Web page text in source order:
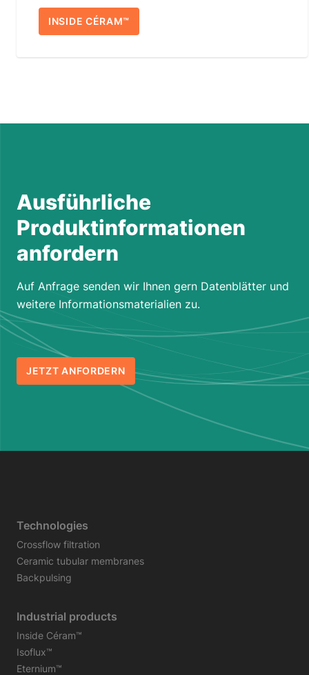
INSIDE CÉRAM™
Ausführliche
Produktinformationen
anfordern
Auf Anfrage senden wir Ihnen gern Datenblätter und
weitere Informationsmaterialien zu.
JETZT ANFORDERN
Technologies
Crossflow filtration
Ceramic tubular membranes
Backpulsing
Industrial products
Inside Céram™
Isoflux™
Eternium™